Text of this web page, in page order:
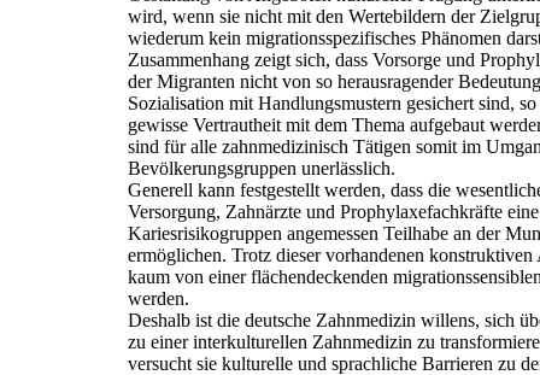
wird, wenn sie nicht mit den Wertebildern der
wiederum kein migrationsspezifisches Phänomen
Zusammenhang zeigt sich, dass Vorsorge und
der Migranten nicht von so herausragender
Sozialisation mit Handlungsmustern gesichert sind,
gewisse Vertrautheit mit dem Thema aufgebaut
sind für alle zahnmedizinisch Tätigen somit im
Bevölkerungsgruppen unerlässlich.
Generell kann festgestellt werden, dass die
Versorgung, Zahnärzte und Prophylaxefachkräfte
Kariesrisikogruppen angemessen Teilhabe an der
ermöglichen. Trotz dieser vorhandenen konstruktiven
kaum von einer flächendeckenden
werden.
Deshalb ist die deutsche Zahnmedizin willens, sich
zu einer interkulturellen Zahnmedizin zu
versucht sie kulturelle und sprachliche Barrieren zu